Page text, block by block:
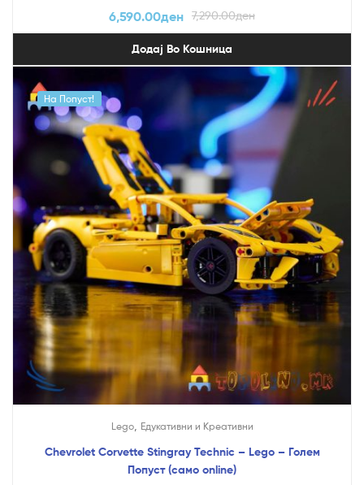
7,290.00ден
6,590.00ден
Додај Во Кошница
На Попуст!
Lego, Едукативни и Креативни
Chevrolet Corvette Stingray Technic – Lego – Голем
Попуст (само online)